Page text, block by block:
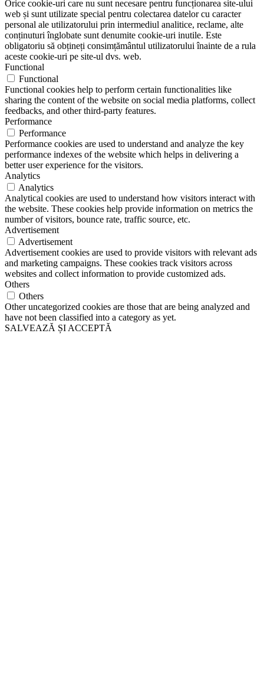
Orice cookie-uri care nu sunt necesare pentru funcționarea site-ului
web și sunt utilizate special pentru colectarea datelor cu caracter
personal ale utilizatorului prin intermediul analitice, reclame, alte
conținuturi înglobate sunt denumite cookie-uri inutile. Este
obligatoriu să obțineți consimțământul utilizatorului înainte de a rula
aceste cookie-uri pe site-ul dvs. web.
Functional
Functional
Functional cookies help to perform certain functionalities like
sharing the content of the website on social media platforms, collect
feedbacks, and other third-party features.
Performance
Performance
Performance cookies are used to understand and analyze the key
performance indexes of the website which helps in delivering a
better user experience for the visitors.
Analytics
Analytics
Analytical cookies are used to understand how visitors interact with
the website. These cookies help provide information on metrics the
number of visitors, bounce rate, traffic source, etc.
Advertisement
Advertisement
Advertisement cookies are used to provide visitors with relevant ads
and marketing campaigns. These cookies track visitors across
websites and collect information to provide customized ads.
Others
Others
Other uncategorized cookies are those that are being analyzed and
have not been classified into a category as yet.
SALVEAZĂ ȘI ACCEPTĂ